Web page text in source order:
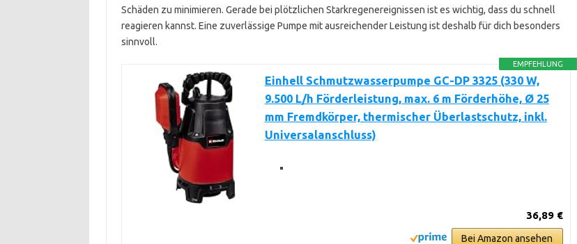
Schäden zu minimieren. Gerade bei plötzlichen Starkregenereignissen ist es wichtig, dass du schnell
reagieren kannst. Eine zuverlässige Pumpe mit ausreichender Leistung ist deshalb für dich besonders
sinnvoll.
EMPFEHLUNG
Einhell Schmutzwasserpumpe GC-DP 3325 (330 W,
9.500 L/h Förderleistung, max. 6 m Förderhöhe, Ø 25
mm Fremdkörper, thermischer Überlastschutz, inkl.
Universalanschluss)
36,89 €
Bei Amazon ansehen